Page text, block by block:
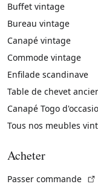
Buffet vintage
Bureau vintage
Canapé vintage
Commode vintage
Enfilade scandinave
Table de chevet
Canapé Togo
Tous nos meubles
Acheter
Passer commande